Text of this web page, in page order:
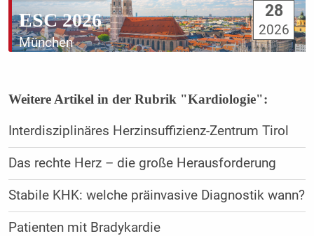
ESC 2026
München
28
2026
Weitere Artikel in der Rubrik "Kardiologie":
Interdisziplinäres Herzinsuffizienz-Zentrum Tirol
Das rechte Herz – die große Herausforderung
Stabile KHK: welche präinvasive Diagnostik wann?
Patienten mit Bradykardie